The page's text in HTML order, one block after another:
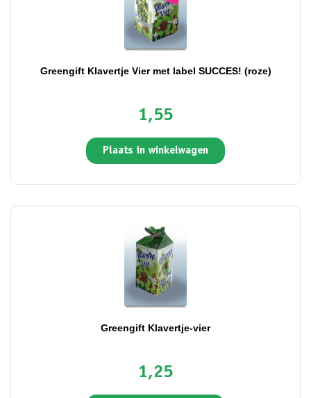
Greengift Klavertje Vier met label SUCCES! (roze)
1,55
Plaats in winkelwagen
Greengift Klavertje-vier
1,25